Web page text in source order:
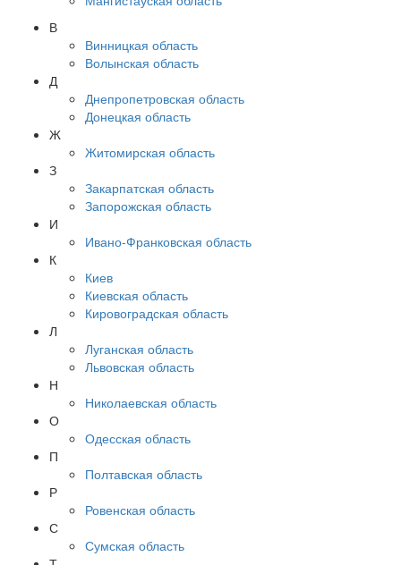
В
Винницкая область
Волынская область
Д
Днепропетровская область
Донецкая область
Ж
Житомирская область
З
Закарпатская область
Запорожская область
И
Ивано-Франковская область
К
Киев
Киевская область
Кировоградская область
Л
Луганская область
Львовская область
Н
Николаевская область
О
Одесская область
П
Полтавская область
Р
Ровенская область
С
Сумская область